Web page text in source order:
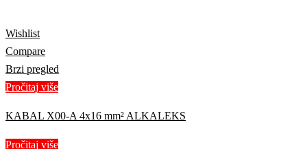
Wishlist
Compare
Brzi pregled
Pročitaj više
KABAL X00-A 4x16 mm² ALKALEKS
Pročitaj više